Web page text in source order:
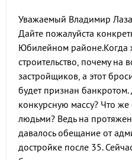
Уважаемый Владимир
Дайте пожалуйста
Юбилейном районе.Когда
строительство, почему
застройщиков, а этот
будет признан
конкурсную массу? Что же
людьми? Ведь на
давалось обещание от
достройке после 35.